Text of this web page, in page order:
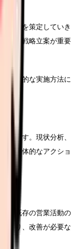
戦略を策定していき
での戦略立案が重要
具体的な実施方法に
ります。現状分析、
、具体的なアクショ
、既存の営業活動の
より、改善が必要な